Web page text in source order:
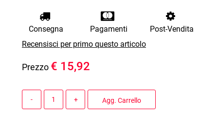
Consegna Pagamenti
Post-Vendita
Recensisci per primo questo articolo
Prezzo € 15,92
Agg. Carrello